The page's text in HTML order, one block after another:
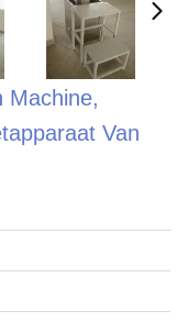
Machine,
Van